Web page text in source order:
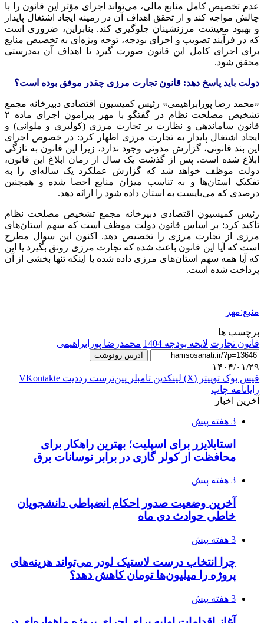
عدم تخصیص کامل منابع مالی، می‌تواند اجرای مؤثر این قانون را با
چالش مواجه کند و از تحقق اهداف آن در زمینه ایجاد اشتغال پایدار
و بهبود معیشت مرزنشینان جلوگیری کند. بنابراین، ضروری است
که در فرآیند تصویب و اجرای بودجه، توجه ویژه‌ای به تخصیص منابع
برای اجرای کامل این قانون صورت گیرد تا اهداف آن به‌درستی
محقق شود.‌
دولت باید پاسخ دهد: قانون تجارت مرزی چقدر موفق بوده است؟
«محمد رضا پورابراهیمی» رئیس کمیسیون اقتصادی دبیرخانه مجمع
تشخیص مصلحت نظام در گفتگو با مهر پیرامون اجرای ماده ۲
قانون ساماندهی و نظارت بر تجارت مرزی (کولبری و ملوانی) و
ایجاد اشتغال پایدار به تجارت مرزی اظهار کرد: در خصوص اجرای
این بند قانونی، گزارش مدونی وجود ندارد، زیرا این قانون به تازگی
ابلاغ شده است. پس از گذشت یک سال از زمان ابلاغ این قانون،
دولت موظف خواهد شد که گزارش عملکرد یک ساله‌ای را به
تفکیک استان‌ها و به تناسب میزان منابع
احصا شده و همچنین
درصدی که می‌بایست به استان داده شود را ارائه دهد.
رئیس کمیسیون اقتصادی دبیرخانه مجمع تشخیص مصلحت نظام
تاکید کرد: بر اساس قانون دولت موظف است که سهم استان‌های
مرزی از تجارت مرزی را تخصیص دهد. اکنون این سوال مطرح
است که آیا این قانون باعث شده که تجارت مرزی رونق بگیرد یا این
که آیا همه سهم استان‌های مرزی داده شده یا اینکه تنها بخشی از آن
پرداخت شده است.
منبع:مهر
برچسب ها
قانون تجارت لایحه بودجه 1404 محمدرضا پورابراهیمی
آدرس رونوشت
۱۴۰۴/۰۱/۲۹
فیس بوک توییتر (X) لینکدین ‫تامبلر ‫پین‌ترست ‫رددیت ‫VKontakte
رایانامه چاپ
آخرین اخبار
3 هفته پیش
استابلایزر برای اسپلیت؛ بهترین راهکار برای
محافظت از کولر گازی در برابر نوسانات برق
3 هفته پیش
آخرین وضعیت صدور احکام انضباطی دانشجویان
خاطی حوادث دی ماه
3 هفته پیش
چرا انتخاب درست لاستیک لودر می‌تواند هزینه‌های
پروژه را میلیون‌ها تومان کاهش دهد؟
3 هفته پیش